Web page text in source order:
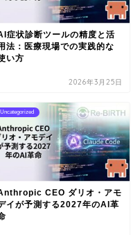
症状診断ツールの精度と活
法：医療現場での実践的な
い方
2026年3月25日
Uncategorized
CEO ダリオ・アモ
イが予測する2027年のAI革